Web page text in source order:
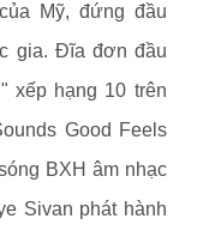
Mỹ, đứng đầu
gia. Đĩa đơn đầu
xếp hạng 10 trên
Good Feels
BXH âm nhạc
Sivan phát hành